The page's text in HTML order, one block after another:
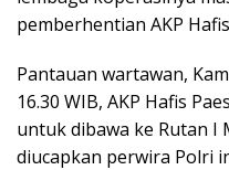
pemberhentian AKP
Pantauan wartawan,
16.30 WIB, AKP Hafis
untuk dibawa ke Rutan I
diucapkan perwira Polri